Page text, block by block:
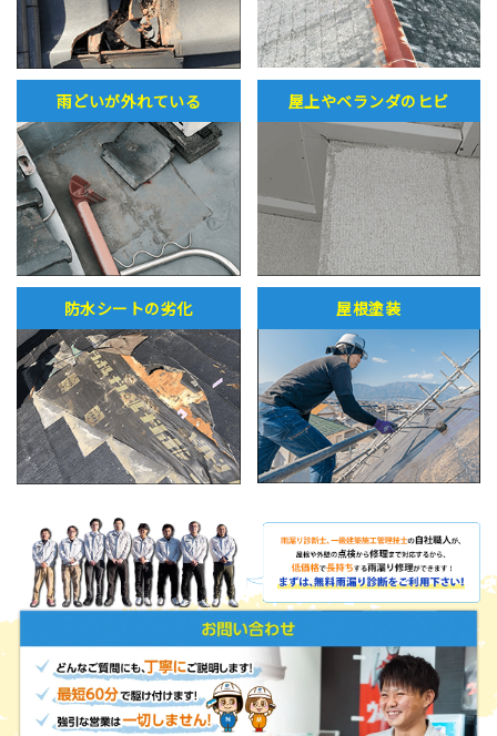
雨どいが外れている 屋上やベランダのヒビ
防水シートの劣化 屋根塗装